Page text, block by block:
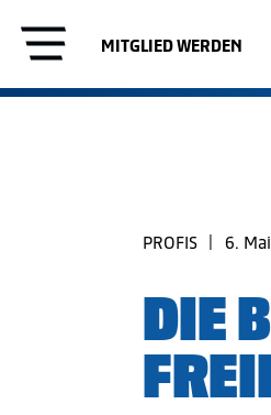
MITGLIED WERDEN
PROFIS 6.
DIE